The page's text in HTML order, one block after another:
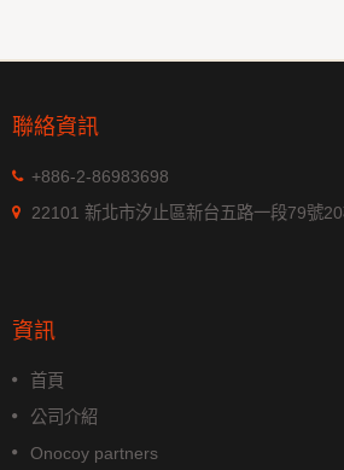
聯絡資訊
+886-2-86983698
22101 新北市汐止區新台五路一段79號
資訊
首頁
公司介紹
Onocoy partners